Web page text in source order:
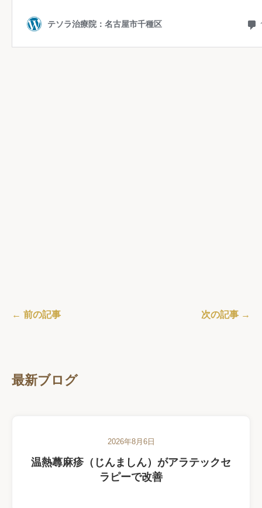
← 前の記事 次の記事 →
最新ブログ
2026年8月6日
温熱蕁麻疹（じんましん）がアラテックセ
ラピーで改善